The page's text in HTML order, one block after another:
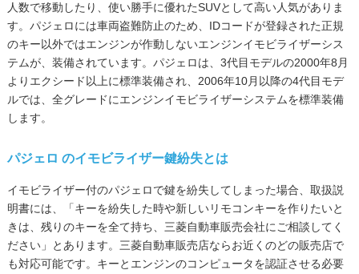
人数で移動したり、使い勝手に優れたSUVとして高い人気がありま
す。パジェロには車両盗難防止のため、IDコードが登録された正規
のキー以外ではエンジンが作動しないエンジンイモビライザーシス
テムが、装備されています。パジェロは、3代目モデルの2000年8月
よりエクシード以上に標準装備され、2006年10月以降の4代目モデ
ルでは、全グレードにエンジンイモビライザーシステムを標準装備
します。
パジェロ のイモビライザー鍵紛失とは
イモビライザー付のパジェロで鍵を紛失してしまった場合、取扱説
明書には、「キーを紛失した時や新しいリモコンキーを作りたいと
きは、残りのキーを全て持ち、三菱自動車販売会社にご相談してく
ださい」とあります。三菱自動車販売店ならお近くのどの販売店で
も対応可能です。キーとエンジンのコンピュータを認証させる必要